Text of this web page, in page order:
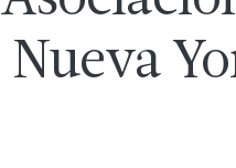
Nueva